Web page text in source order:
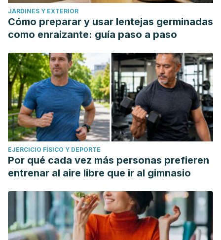
JARDINES Y EXTERIOR
Cómo preparar y usar lentejas germinadas
como enraizante: guía paso a paso
EJERCICIO FÍSICO Y DEPORTE
Por qué cada vez más personas prefieren
entrenar al aire libre que ir al gimnasio